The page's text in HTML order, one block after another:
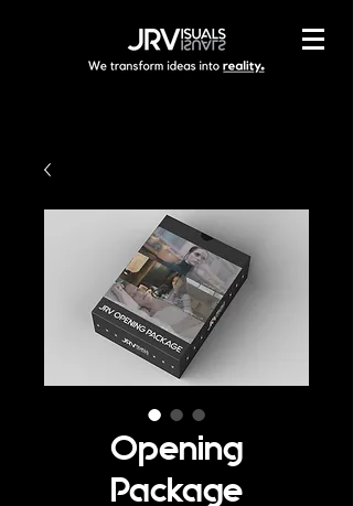
Opening
Package